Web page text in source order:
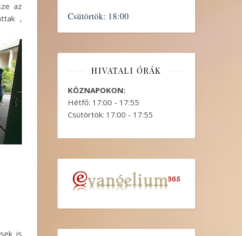
az
,
is
Csütörtök: 18:00
HIVATALI ÓRÁK
KÖZNAPOKON:
Hétfő: 17:00 - 17:55
Csütörtök: 17:00 - 17:55